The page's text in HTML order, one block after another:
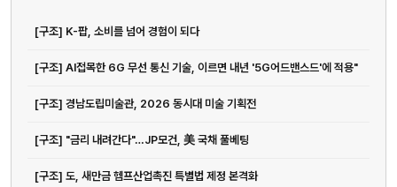
[구조] K-팝, 소비를 넘어 경험이 되다
[구조] AI접목한 6G 무선 통신 기술, 이르면 내년 '5G어드밴스드'에 적용"
[구조] 경남도립미술관, 2026 동시대 미술 기획전
[구조] "금리 내려간다"…JP모건, 美 국채 풀베팅
[구조] 도, 새만금 헴프산업촉진 특별법 제정 본격화